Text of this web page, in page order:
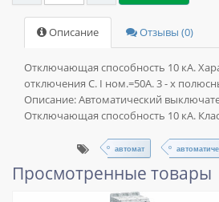
Описание Отзывы (0)
Отключающая способность 10 кА.
отключения C. I ном.=50А. 3 - х
Описание:Автоматический
Отключающая способность 10 кА.
автомат
Просмотренные товары